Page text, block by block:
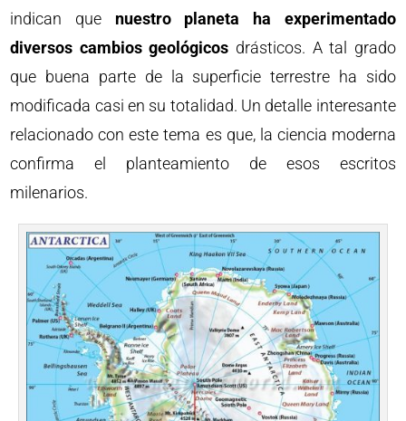
indican que nuestro planeta ha experimentado
diversos cambios geológicos drásticos. A tal grado
que buena parte de la superficie terrestre ha sido
modificada casi en su totalidad. Un detalle interesante
relacionado con este tema es que, la ciencia moderna
confirma el planteamiento de esos escritos
milenarios.